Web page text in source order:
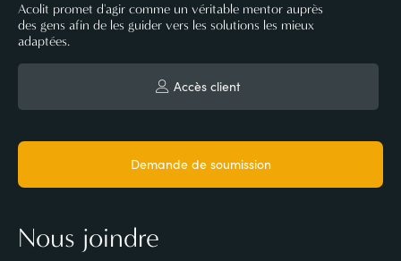
Acolit promet d'agir comme un véritable mentor auprès
des gens afin de les guider vers les solutions les mieux
adaptées.
Accès client
Demande de soumission
Nous joindre